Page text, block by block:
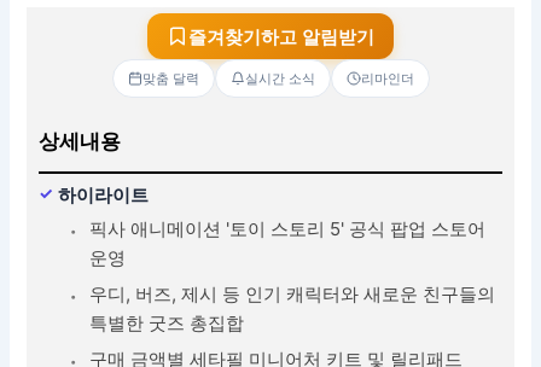
즐겨찾기하고 알림받기
맞춤 달력 실시간 소식 리마인더
상세내용
하이라이트
픽사 애니메이션 '토이 스토리 5' 공식 팝업 스토어
운영
우디, 버즈, 제시 등 인기 캐릭터와 새로운 친구들의
특별한 굿즈 총집합
구매 금액별 세타필 미니어처 키트 및 릴리패드